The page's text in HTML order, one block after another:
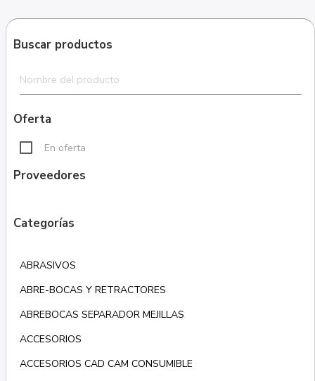
Buscar productos
Oferta
En oferta
Proveedores
Categorías
ABRASIVOS
ABRE-BOCAS Y RETRACTORES
ABREBOCAS SEPARADOR MEJILLAS
ACCESORIOS
ACCESORIOS CAD CAM CONSUMIBLE